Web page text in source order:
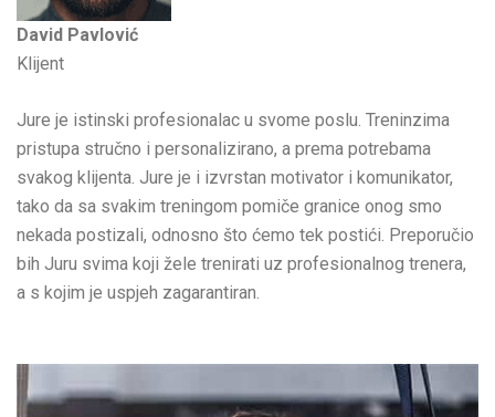
David Pavlović
Klijent
Jure je istinski profesionalac u svome poslu. Treninzima
pristupa stručno i personalizirano, a prema potrebama
svakog klijenta. Jure je i izvrstan motivator i komunikator,
tako da sa svakim treningom pomiče granice onog smo
nekada postizali, odnosno što ćemo tek postići. Preporučio
bih Juru svima koji žele trenirati uz profesionalnog trenera,
a s kojim je uspjeh zagarantiran.